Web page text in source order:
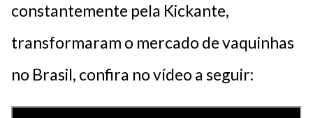
constantemente pela Kickante,
transformaram o mercado de vaquinhas
no Brasil, confira no vídeo a seguir: